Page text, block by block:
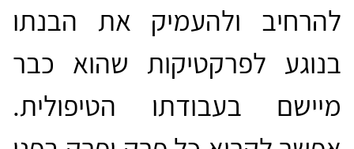
להרחיב ולהעמיק את הבנתו
בנוגע לפרקטיקות שהוא כבר
מיישם בעבודתו הטיפולית.